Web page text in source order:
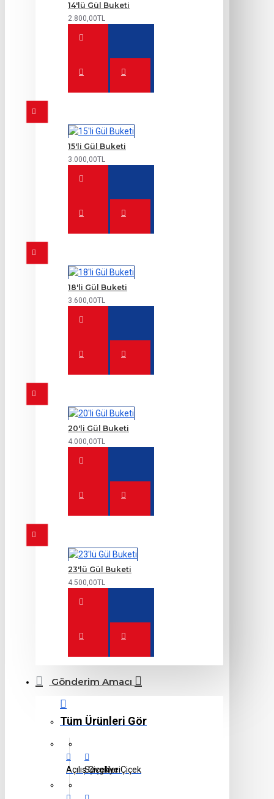
14'lü Gül Buketi
2.800,00TL
15'li Gül Buketi
3.000,00TL
18'li Gül Buketi
3.600,00TL
20'li Gül Buketi
4.000,00TL
23'lü Gül Buketi
4.500,00TL
Gönderim Amacı
Tüm Ürünleri Gör
Açılış Çiçekleri
Sevgiliye Çiçek